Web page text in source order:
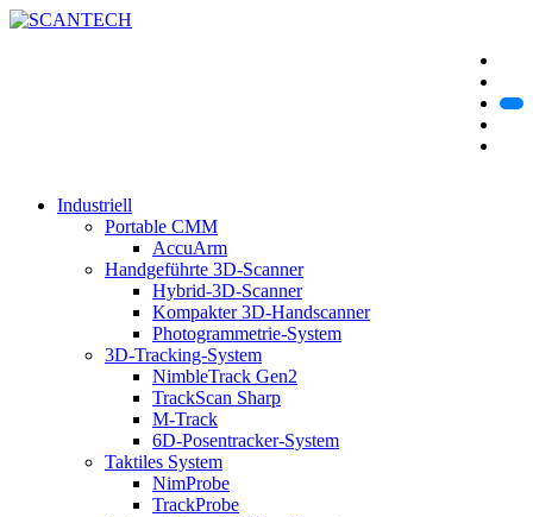
Industriell
Portable CMM
AccuArm
Handgeführte 3D-Scanner
Hybrid-3D-Scanner
Kompakter 3D-Handscanner
Photogrammetrie-System
3D-Tracking-System
NimbleTrack Gen2
TrackScan Sharp
M-Track
6D-Posentracker-System
Taktiles System
NimProbe
TrackProbe